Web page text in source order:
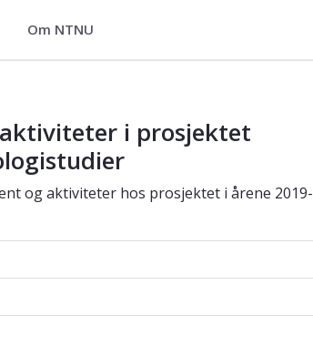
Om NTNU
teknologistudier
i prosjektet
og aktiviteter hos prosjektet i årene 2019-